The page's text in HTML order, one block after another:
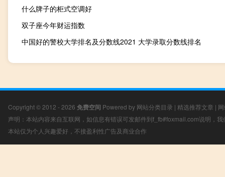
什么牌子的柜式空调好
双子座今年财运指数
中国好的警校大学排名及分数线2021 大学录取分数线排名
Copyright © 2012 - 2026 免费空间 Powered by 网站分类目录 | 精选推荐文章 |
声明：本站内容来自互联网，如信息有错误可发邮件到f_fb#foxmail.com说明，
本站仅为个人兴趣爱好，不接盈利性广告及商业合作